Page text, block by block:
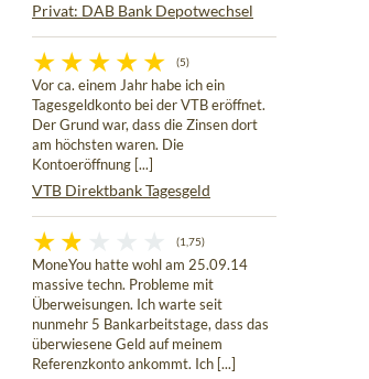
Privat: DAB Bank Depotwechsel
(5)
Vor ca. einem Jahr habe ich ein
Tagesgeldkonto bei der VTB eröffnet.
Der Grund war, dass die Zinsen dort
am höchsten waren. Die
Kontoeröffnung [...]
VTB Direktbank Tagesgeld
(1,75)
MoneYou hatte wohl am 25.09.14
massive techn. Probleme mit
Überweisungen. Ich warte seit
nunmehr 5 Bankarbeitstage, dass das
überwiesene Geld auf meinem
Referenzkonto ankommt. Ich [...]